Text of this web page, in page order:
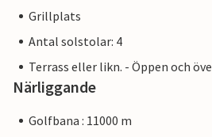
Grillplats
Antal solstolar: 4
Terrass eller likn. - Öppen och
Närliggande
Golfbana : 11000 m